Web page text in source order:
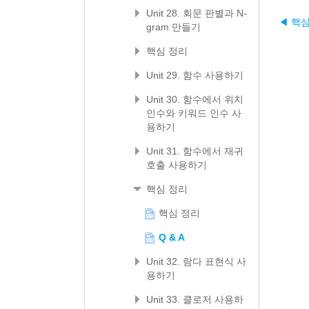
◀ 핵
Unit 28. 회문 판별과 N-
gram 만들기
핵심 정리
Unit 29. 함수 사용하기
Unit 30. 함수에서 위치
인수와 키워드 인수 사
용하기
Unit 31. 함수에서 재귀
호출 사용하기
핵심 정리
핵심 정리
Q & A
Unit 32. 람다 표현식 사
용하기
Unit 33. 클로저 사용하